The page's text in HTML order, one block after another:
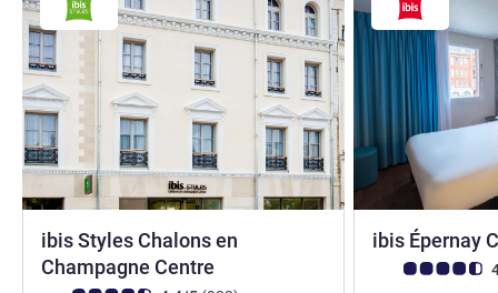
ibis Styles Chalons en
Champagne Centre
ibis Épernay
お客さまの声 (